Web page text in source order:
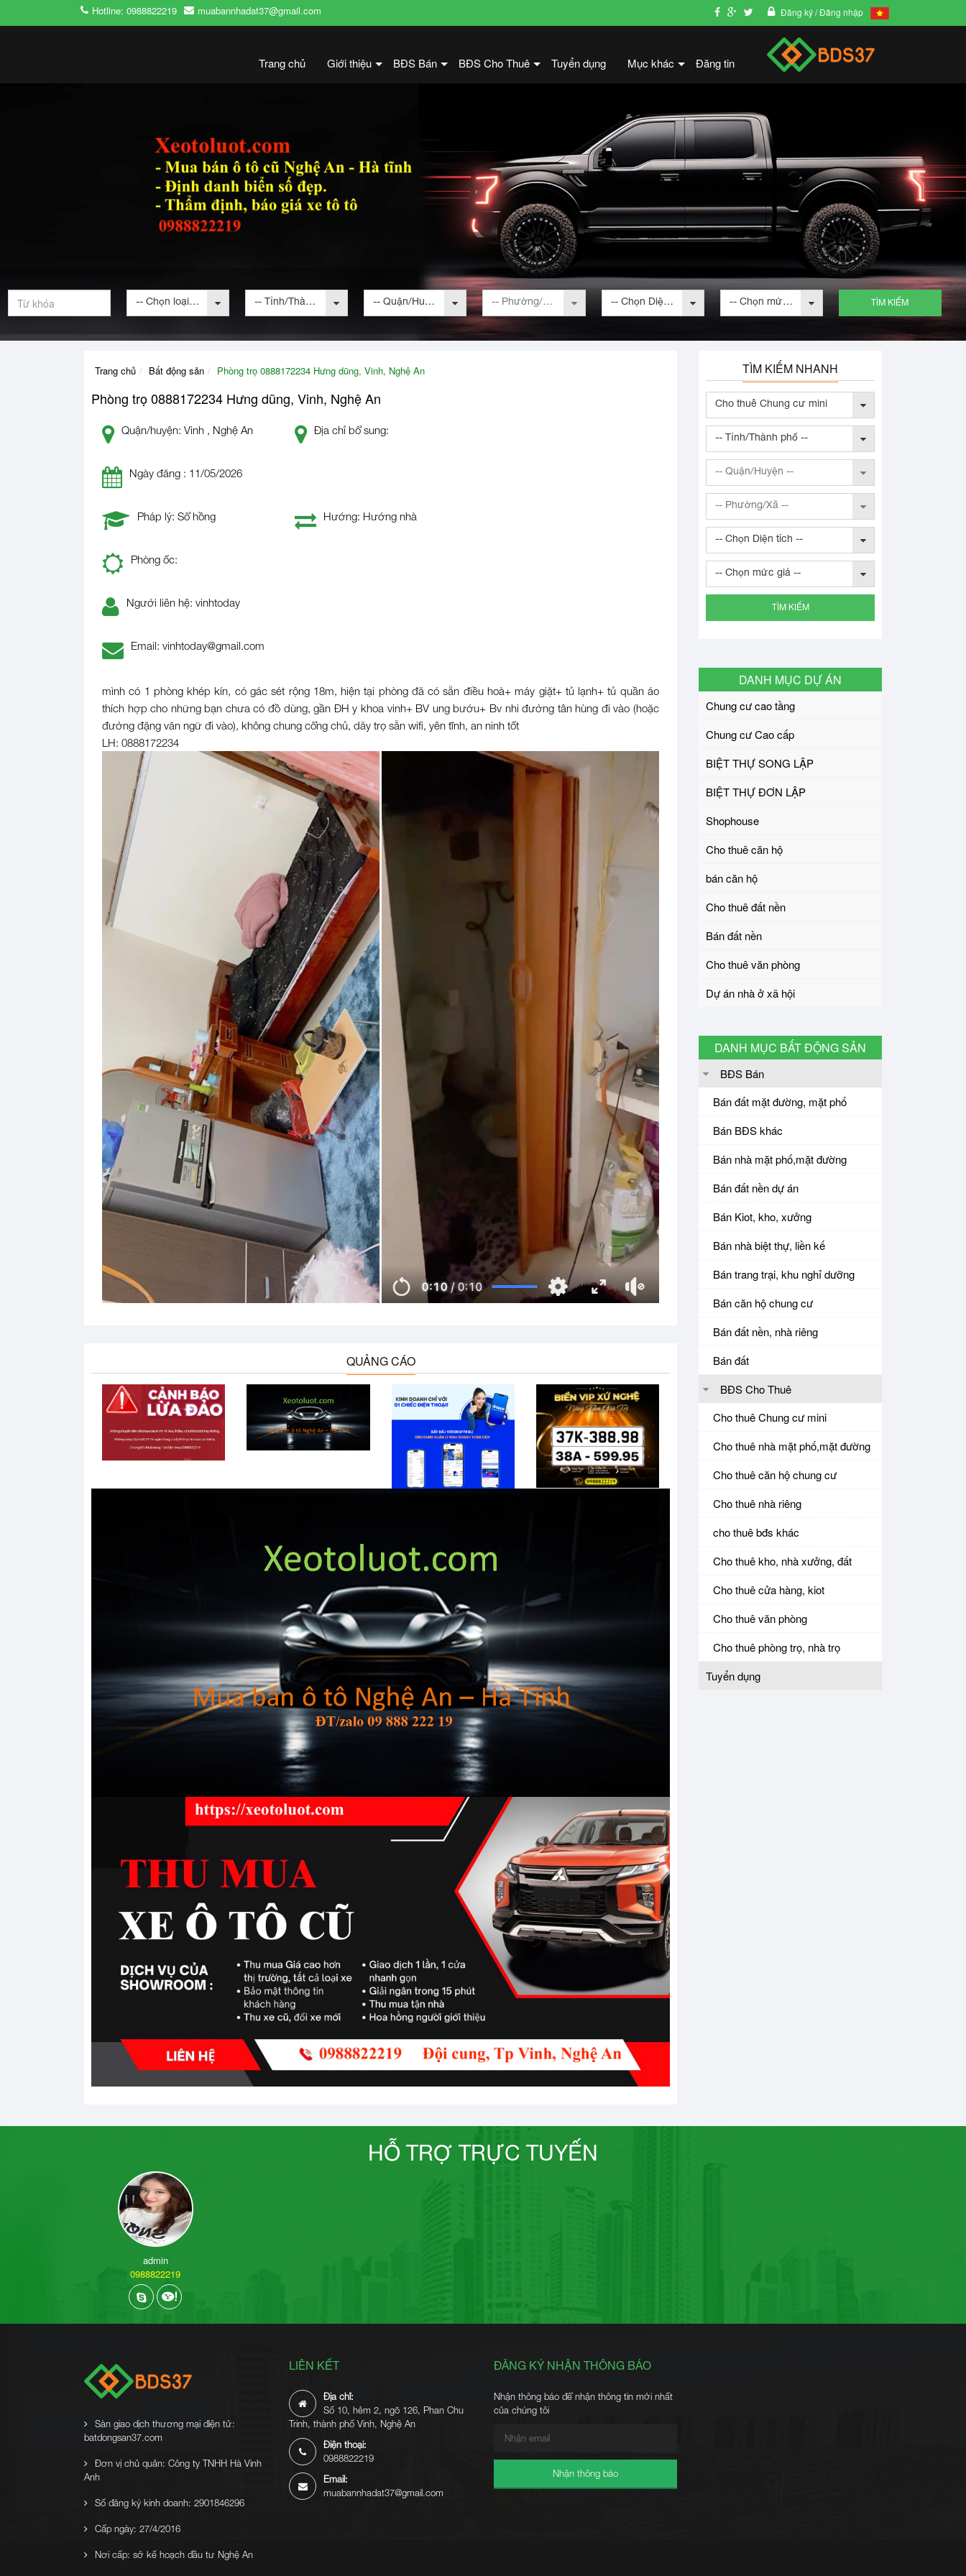
Hotline: 0988822219 muabannhadat37@gmail.com Đăng ký/ Đăng nhập
Trang chủ Giới thiệu BĐS Bán BĐS Cho Thuê Tuyển dụng Mục khác Đăng tin
-- Chọn loại bất động sản -- -- Tỉnh/Thành phố -- -- Quận/Huyện -- -- Phường/Xã -- -- Chọn Diện tích -- -- Chọn mức giá -- TÌM KIẾM
Trang chủ Bất động sản Phòng trọ 0888172234 Hưng dũng, Vinh, Nghệ An
Phòng trọ 0888172234 Hưng dũng, Vinh, Nghệ An
Quận/huyện: Vinh , Nghệ An Địa chỉ bổ sung:
Ngày đăng : 11/05/2026
Pháp lý: Sổ hồng Hướng: Hướng nhà
Phòng ốc:
Người liên hệ: vinhtoday
Email: vinhtoday@gmail.com
mình có 1 phòng khép kín, có gác sét rộng 18m, hiện tại phòng đã có sẵn điều hoà+ máy giặt+ tủ lạnh+ tủ quần áo
thích hợp cho những bạn chưa có đồ dùng, gần ĐH y khoa vinh+ BV ung bướu+ Bv nhi đường tân hùng đi vào (hoặc
đường đặng văn ngữ đi vào), không chung cổng chủ, dãy trọ sẵn wifi, yên tĩnh, an ninh tốt
LH: 0888172234
QUẢNG CÁO
TÌM KIẾM NHANH
Cho thuê Chung cư mini
-- Tỉnh/Thành phố --
-- Quận/Huyện --
-- Phường/Xã --
-- Chọn Diện tích --
-- Chọn mức giá --
TÌM KIẾM
DANH MỤC DỰ ÁN
Chung cư cao tầng
Chung cư Cao cấp
BIỆT THỰ SONG LẬP
BIỆT THỰ ĐƠN LẬP
Shophouse
Cho thuê căn hộ
bán căn hộ
Cho thuê đất nền
Bán đất nền
Cho thuê văn phòng
Dự án nhà ở xã hội
DANH MỤC BẤT ĐỘNG SẢN
BĐS Bán
Bán đất mặt đường, mặt phố
Bán BĐS khác
Bán nhà mặt phố,mặt đường
Bán đất nền dự án
Bán Kiot, kho, xưởng
Bán nhà biệt thự, liền kế
Bán trang trại, khu nghỉ dưỡng
Bán căn hộ chung cư
Bán đất nền, nhà riêng
Bán đất
BĐS Cho Thuê
Cho thuê Chung cư mini
Cho thuê nhà mặt phố,mặt đường
Cho thuê căn hộ chung cư
Cho thuê nhà riêng
cho thuê bđs khác
Cho thuê kho, nhà xưởng, đất
Cho thuê cửa hàng, kiot
Cho thuê văn phòng
Cho thuê phòng trọ, nhà trọ
Tuyển dụng
HỖ TRỢ TRỰC TUYẾN
admin
0988822219
Sàn giao dịch thương mại điện tử:
batdongsan37.com
Đơn vị chủ quản: Công ty TNHH Hà Vinh
Anh
Số đăng ký kinh doanh: 2901846296
Cấp ngày: 27/4/2016
Nơi cấp: sở kế hoạch đầu tư Nghệ An
LIÊN KẾT
Địa chỉ:
Số 10, hẻm 2, ngõ 126, Phan Chu
Trinh, thành phố Vinh, Nghệ An
Điện thoại:
0988822219
Email:
muabannhadat37@gmail.com
ĐĂNG KÝ NHẬN THÔNG BÁO
Nhận thông báo để nhận thông tin mới nhất
của chúng tôi
Nhận thông báo